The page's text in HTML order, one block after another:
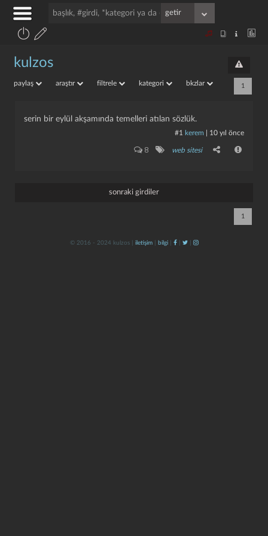
kulzos
paylaş araştır filtrele kategori bkzlar 1
serin bir eylül akşamında temelleri atılan sözlük.
#1 kerem 10 yıl önce
8 web sitesi
sonraki girdiler
1
© 2016 - 2024 kulzos | iletişim| bilgi| | |